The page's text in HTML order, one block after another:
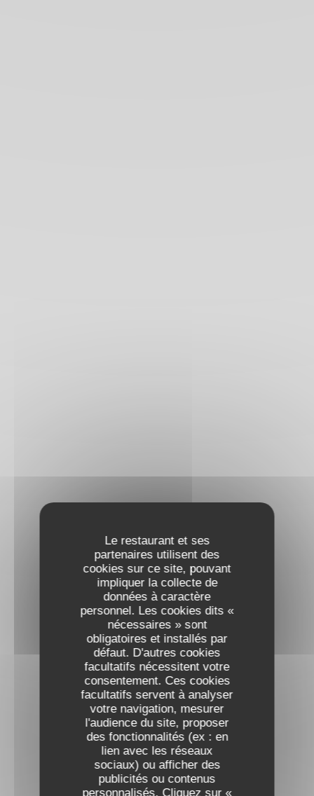
Le restaurant et ses
partenaires utilisent des
cookies sur ce site, pouvant
impliquer la collecte de
données à caractère
personnel. Les cookies dits «
nécessaires » sont
obligatoires et installés par
défaut. D'autres cookies
facultatifs nécessitent votre
consentement. Ces cookies
facultatifs servent à analyser
votre navigation, mesurer
l'audience du site, proposer
des fonctionnalités (ex : en
lien avec les réseaux
sociaux) ou afficher des
publicités ou contenus
personnalisés. Cliquez sur «